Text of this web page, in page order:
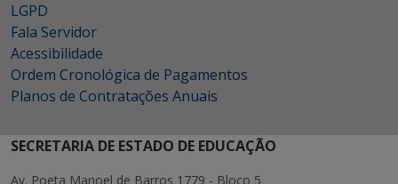
LGPD
Fala Servidor
Acessibilidade
Ordem Cronológica de Pagamentos
Planos de Contratações Anuais
SECRETARIA DE ESTADO DE EDUCAÇÃO
Av. Poeta Manoel de Barros 1779 - Bloco 5